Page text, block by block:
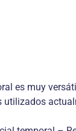
es muy
utilizados